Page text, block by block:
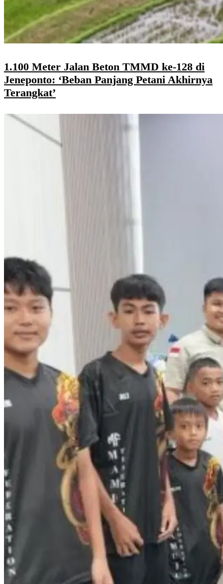
1.100 Meter Jalan Beton TMMD ke-128 di
Jeneponto: ‘Beban Panjang Petani Akhirnya
Terangkat’